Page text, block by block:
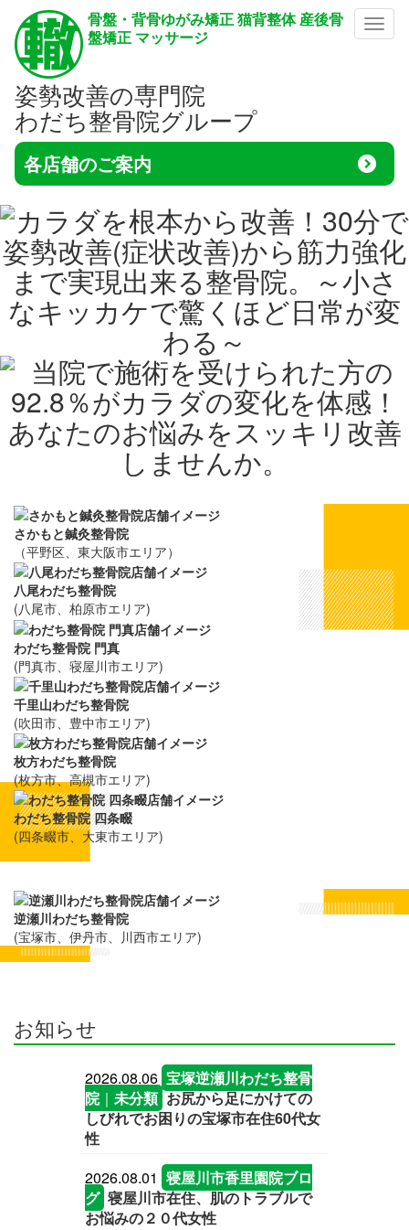
メニ
骨盤・背骨ゆがみ矯正 猫背整体 産後骨
盤矯正 マッサージ
姿勢改善の専門院
わだち整骨院グループ
各店舗のご案内
さかもと鍼灸整骨院
（平野区、東大阪市エリア）
八尾わだち整骨院
(八尾市、柏原市エリア)
わだち整骨院 門真
(門真市、寝屋川市エリア)
千里山わだち整骨院
(吹田市、豊中市エリア)
枚方わだち整骨院
(枚方市、高槻市エリア)
わだち整骨院 四条畷
(四条畷市、大東市エリア)
逆瀬川わだち整骨院
(宝塚市、伊丹市、川西市エリア)
お知らせ
2026.08.06 宝塚逆瀬川わだち整骨
院｜未分類 お尻から足にかけての
しびれでお困りの宝塚市在住60代女
性
2026.08.01 寝屋川市香里園院ブロ
グ 寝屋川市在住、肌のトラブルで
お悩みの２０代女性